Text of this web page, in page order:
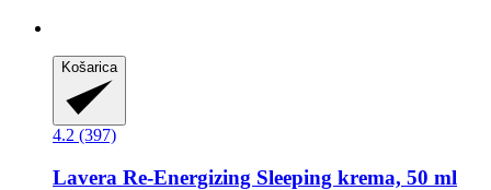
Košarica
4.2 (397)
Lavera Re-​Energizing Sleeping krema, 50 ml